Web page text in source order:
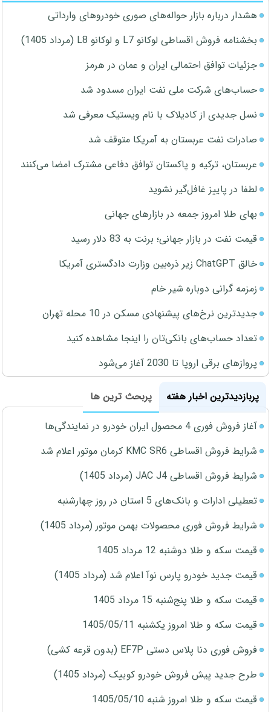
هشدار درباره بازار حواله‌های صوری خودروهای وارداتی
بخشنامه فروش اقساطی لوکانو L7 و لوکانو L8 (مرداد 1405)
جزئیات توافق احتمالی ایران و عمان در هرمز
حساب‌های شرکت ملی نفت ایران مسدود شد
نسل جدیدی از کادیلاک با نام ویستیک معرفی شد
صادرات نفت عربستان به آمریکا متوقف شد
عربستان، ترکیه و پاکستان توافق دفاعی مشترک امضا می‌کنند
لطفا در پاییز غافل‌گیر نشوید
بهای طلا امروز جمعه در بازارهای جهانی
قیمت نفت در بازار جهانی؛ برنت به 83 دلار رسید
خالق ChatGPT زیر ذره‌بین وزارت دادگستری آمریکا
زمزمه گرانی دوباره شیر خام
جدیدترین نرخ‌های پیشنهادی مسکن در 10 محله تهران
تعداد حساب‌های بانکی‌تان را اینجا مشاهده کنید
پروازهای برقی اروپا تا 2030 آغاز می‌شود
پربازدیدترین اخبار هفته
پربحث ترین ها
آغاز فروش فوری 4 محصول ایران خودرو در نمایندگی‌ها
شرایط فروش اقساطی KMC SR6 کرمان موتور اعلام شد
شرایط فروش اقساطی JAC J4 (مرداد 1405)
تعطیلی ادارات و بانک‌های 5 استان در روز چهارشنبه
شرایط فروش فوری محصولات بهمن موتور (مرداد 1405)
قیمت سکه و طلا دوشنبه 12 مرداد 1405
قیمت جدید خودرو پارس نوآ اعلام شد (مرداد 1405)
قیمت سکه و طلا پنج‌شنبه 15 مرداد 1405
قیمت سکه و طلا امروز یکشنبه 1405/05/11
فروش فوری دنا پلاس دستی EF7P (بدون قرعه کشی)
طرح جدید پیش فروش خودرو کوییک (مرداد 1405)
قیمت سکه و طلا امروز شنبه 1405/05/10